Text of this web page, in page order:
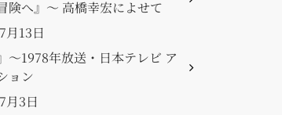
険へ』〜 高橋幸宏によせて
月13日
〜1978年放送・日本テレビ ア
ョン
月3日